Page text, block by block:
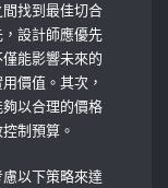
找到最佳切合
設計師應優先
僅能影響未來的
價值。其次，
以合理的價格
制預算。
以下策略來達